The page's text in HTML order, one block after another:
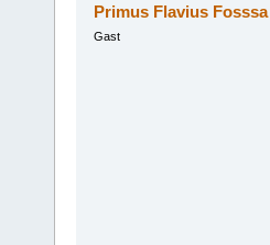
Primus Flavius Fosssa
Gast